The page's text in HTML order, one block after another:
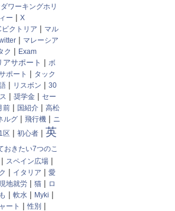
ワーキングホリ
ー | X
ビクトリア | マル
| マレーシア
ク | Exam
アサポート | ボ
ポート | タック
| リスボン | 30
| 奨学金 | セー
前 | 国紹介 | 高松
ルグ | 飛行機 | ニ
1区 | 初心者 | 英
おきたい7つのこ
| スペイン広場 |
| イタリア | 愛
地就労 | 猫 | ロ
| 軟水 | Myki |
ート |性別 |